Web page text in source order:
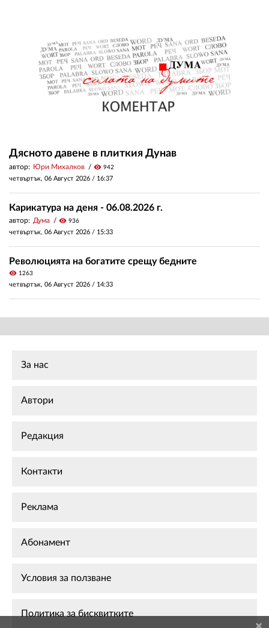
Дясното давене в плиткия Дунав
автор: Юри Михалков visibility 942
четвъртък, 06 Август 2026 / 16:37
Карикатура на деня - 06.08.2026 г.
автор: Дума visibility 936
четвъртък, 06 Август 2026 / 15:33
Революцията на богатите срещу бедните
visibility 1263
четвъртък, 06 Август 2026 / 14:33
За нас
Автори
Редакция
Контакти
Реклама
Абонамент
Условия за ползване
Политика за бисквитките